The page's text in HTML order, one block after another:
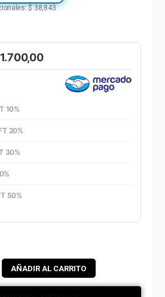
$38,843
10%
20%
30%
50%
AÑADIR AL CARRITO